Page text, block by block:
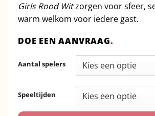
Girls Rood Witzorgen voor sfeer,
warm welkom voor iedere gast.
DOE EEN AANVRAAG.
Aantal spelers
Speeltijden